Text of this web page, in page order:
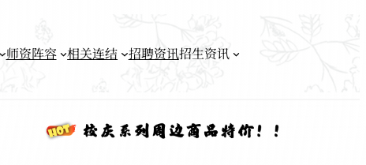
师资阵容 相关连结 招聘资讯招生资讯